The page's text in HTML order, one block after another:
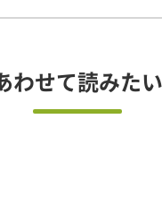
わせて読みたい